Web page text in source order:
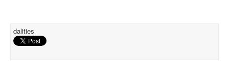
dalities